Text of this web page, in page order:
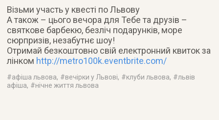
Візьми участь у квесті по Львову
А також – цього вечора для Тебе та друзів –
святкове барбекю, безліч подарунків, море
сюрпризів, незабутнє шоу!
Отримай безкоштовно свій електронний квиток за
лінком http://metro100k.eventbrite.com/
#афіша львова, #вечірки у Львові, #клуби львова, #львів
афіша, #нічне життя львова